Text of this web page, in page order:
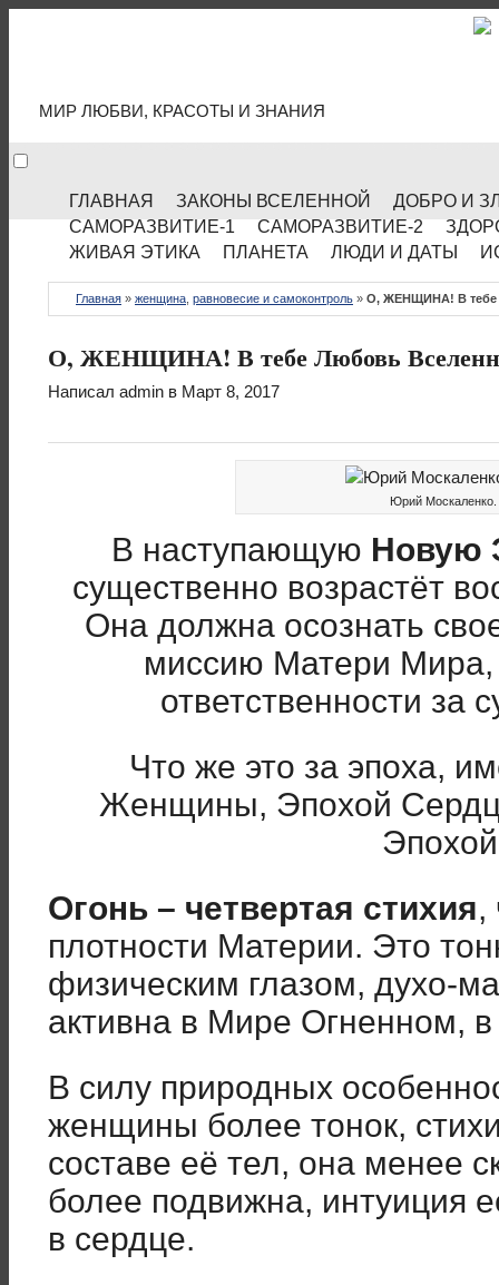
МИР ЛЮБВИ, КРАСОТЫ И ЗНАНИЯ
ГЛАВНАЯ ЗАКОНЫ ВСЕЛЕННОЙ
ДОБРО И
САМОРАЗВИТИЕ-1
САМОРАЗВИТИЕ-2
ЖИВАЯ ЭТИКА
ПЛАНЕТА ЛЮДИ И ДАТЫ
Главная » женщина равновесие и самоконтроль » О, ЖЕНЩИНА! В тебе
О, ЖЕНЩИНА! В тебе Любовь
Написал admin в Март 8, 2017
Юрий
В наступающую Новую
существенно возрастёт
Она должна осознать
миссию Матери Мира,
ответственности за
Что же это за эпоха,
Женщины, Эпохой
Огонь – четвертая стихия,
плотности Материи. Это
физическим глазом, духо-
активна в Мире Огненном,
В силу природных
женщины более тонок,
составе её тел, она менее
более подвижна, интуиция
в сердце.